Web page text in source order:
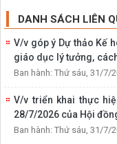
DANH SÁCH LIÊN
V/v góp ý Dự thảo Kế
giáo dục lý tưởng,
vọng cống hiến; giáo
phương cho học
bàn tỉnh
Ban hành: Thứ sáu, 31/7/
V/v triển khai thực
28/7/2026 của Hội
Ban hành: Thứ sáu, 31/7/